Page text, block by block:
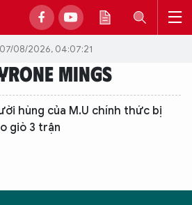
08/2026, 04:07:21
MINGS
hùng của M.U chính thức bị
giò 3 trận